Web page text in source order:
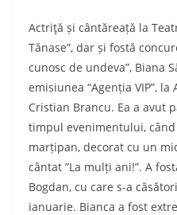
Actriţă și cântăreață la
Tănase”, dar și fostă
cunosc de undeva”, Biana
emisiunea “Agenția VIP”,
Cristian Brancu. Ea a avut
timpul evenimentului,
marțipan, decorat cu un
cântat ”La mulți ani!”. A
Bogdan, cu care s-a
ianuarie. Bianca a fost